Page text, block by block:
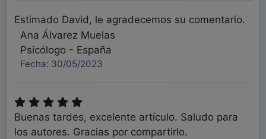
Estimado David, le agradecemos su comentario.
Ana Álvarez Muelas
Psicólogo - España
Fecha: 30/05/2023
Buenas tardes, excelente artículo. Saludo para
los autores. Gracias por compartirlo.